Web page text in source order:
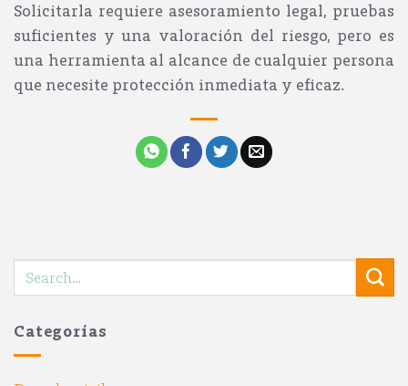
Solicitarla requiere asesoramiento legal, pruebas
suficientes y una valoración del riesgo, pero es
una herramienta al alcance de cualquier persona
que necesite protección inmediata y eficaz.
Categorías